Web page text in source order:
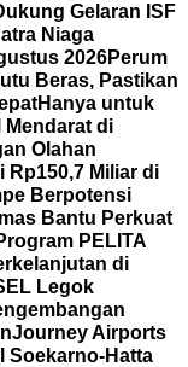
Gelaran ISF
Niaga
2026Perum
Beras, Pastikan
Hanya untuk
Mendarat di
Olahan
Rp150,7 Miliar di
Berpotensi
Bantu Perkuat
PELITA
di
Legok
InJourney Airports
Soekarno-Hatta